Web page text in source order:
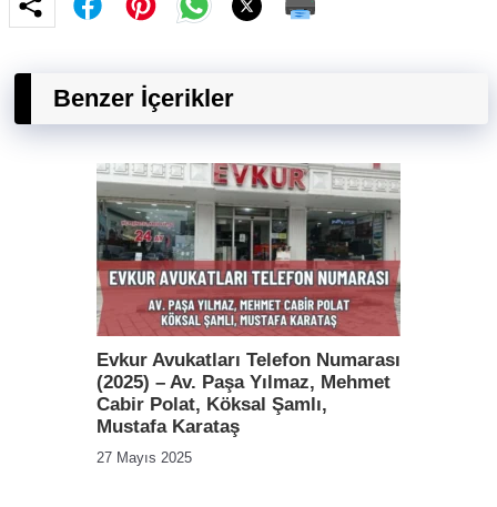
Benzer İçerikler
Evkur Avukatları Telefon Numarası
(2025) – Av. Paşa Yılmaz, Mehmet
Cabir Polat, Köksal Şamlı,
Mustafa Karataş
27 Mayıs 2025